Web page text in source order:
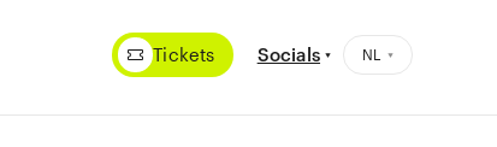
Tickets Socials